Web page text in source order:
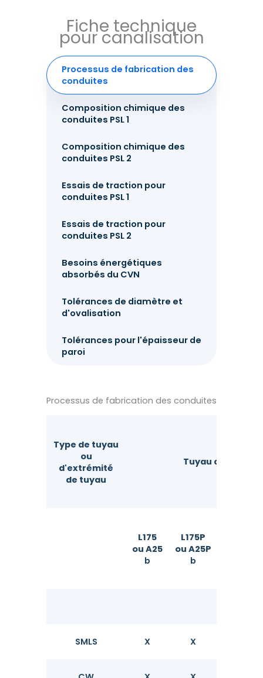
Fiche technique
pour canalisation
Processus de fabrication des
conduites
Composition chimique des
conduites PSL 1
Composition chimique des
conduites PSL 2
Essais de traction pour
conduites PSL 1
Essais de traction pour
conduites PSL 2
Besoins énergétiques
absorbés du CVN
Tolérances de diamètre et
d'ovalisation
Tolérances pour l'épaisseur de
paroi
Processus de fabrication des conduites
Type de tuyau
ou
d'extrémité
de tuyau
Tuyau de qualité
L175
ou A25
b
L175P
ou A25P
b
SMLS X X